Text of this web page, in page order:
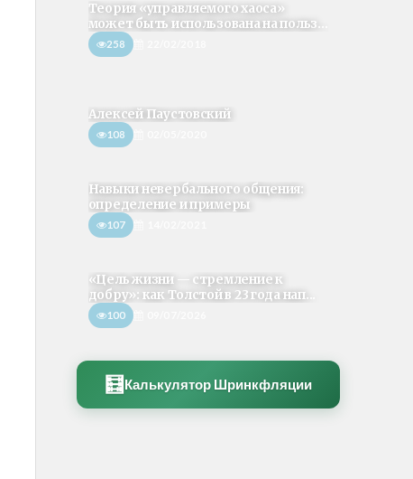
Теория «управляемого хаоса»
может быть использована на польз...
258
Алексей Паустовский
108
Навыки невербального общения:
определение и примеры
107
«Цель жизни — стремление к
добру»: как Толстой в 23 года нап...
100
🧮 Калькулятор Шринкфляции